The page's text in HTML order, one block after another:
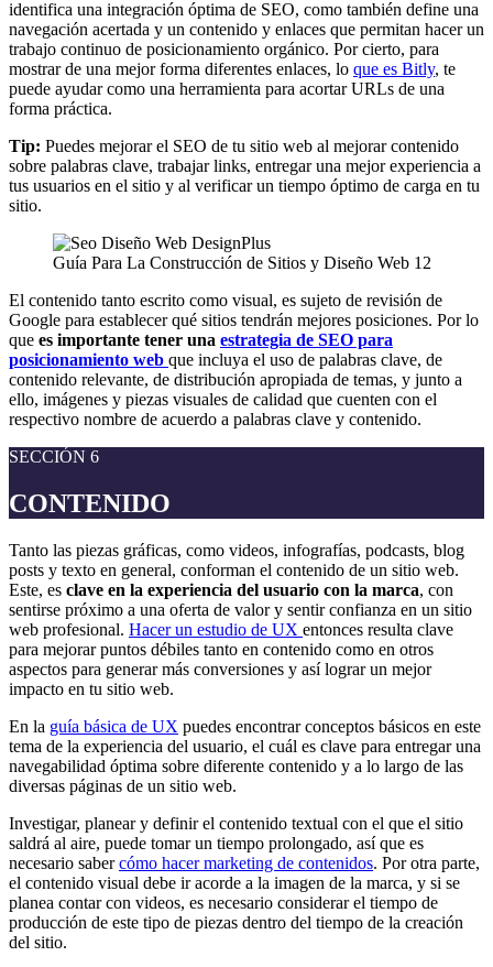
identifica una integración óptima de SEO, como también define una
navegación acertada y un contenido y enlaces que permitan hacer un
trabajo continuo de posicionamiento orgánico. Por cierto, para
mostrar de una mejor forma diferentes enlaces, lo que es Bitly, te
puede ayudar como una herramienta para acortar URLs de una
forma práctica.
Tip: Puedes mejorar el SEO de tu sitio web al mejorar contenido
sobre palabras clave, trabajar links, entregar una mejor experiencia a
tus usuarios en el sitio y al verificar un tiempo óptimo de carga en tu
sitio.
Guía Para La Construcción de Sitios y Diseño Web 12
El contenido tanto escrito como visual, es sujeto de revisión de
Google para establecer qué sitios tendrán mejores posiciones. Por lo
que es importante tener una estrategia de SEO para
posicionamiento web que incluya el uso de palabras clave, de
contenido relevante, de distribución apropiada de temas, y junto a
ello, imágenes y piezas visuales de calidad que cuenten con el
respectivo nombre de acuerdo a palabras clave y contenido.
SECCIÓN 6
CONTENIDO
Tanto las piezas gráficas, como videos, infografías, podcasts, blog
posts y texto en general, conforman el contenido de un sitio web.
Este, es clave en la experiencia del usuario con la marca, con
sentirse próximo a una oferta de valor y sentir confianza en un sitio
web profesional. Hacer un estudio de UX entonces resulta clave
para mejorar puntos débiles tanto en contenido como en otros
aspectos para generar más conversiones y así lograr un mejor
impacto en tu sitio web.
En la guía básica de UX puedes encontrar conceptos básicos en este
tema de la experiencia del usuario, el cuál es clave para entregar una
navegabilidad óptima sobre diferente contenido y a lo largo de las
diversas páginas de un sitio web.
Investigar, planear y definir el contenido textual con el que el sitio
saldrá al aire, puede tomar un tiempo prolongado, así que es
necesario sabercómo hacer marketing de contenidos. Por otra parte,
el contenido visual debe ir acorde a la imagen de la marca, y si se
planea contar con videos, es necesario considerar el tiempo de
producción de este tipo de piezas dentro del tiempo de la creación
del sitio.